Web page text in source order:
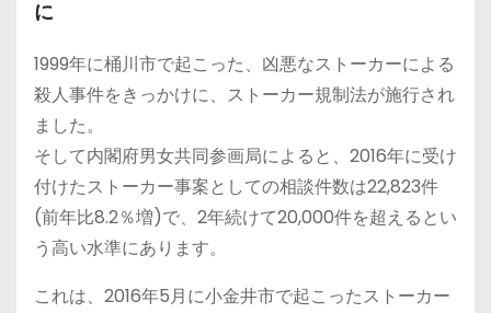
に
1999年に桶川市で起こった、凶悪なストーカーによる
殺人事件をきっかけに、ストーカー規制法が施行され
ました。
そして内閣府男女共同参画局によると、2016年に受け
付けたストーカー事案としての相談件数は22,823件
(前年比8.2％増)で、2年続けて20,000件を超えるとい
う高い水準にあります。
これは、2016年5月に小金井市で起こったストーカー